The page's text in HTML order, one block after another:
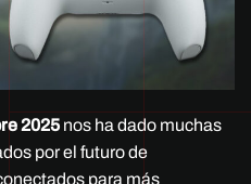
2025 nos ha dado muchas
por el futuro de
para más